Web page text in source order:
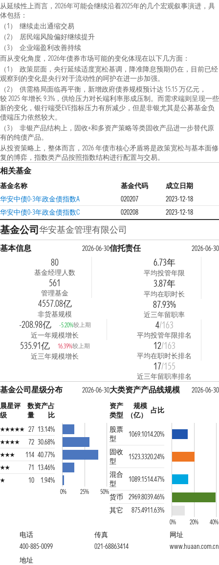
从延续性上而言，2026年可能会继续沿着2025年的几个宏观叙事演进，具
体包括：
（1） 继续走出通缩交易
（2） 居民端风险偏好继续提升
（3） 企业端盈利改善持续
而从变化角度，2026年债券市场可能的变化体现在以下几方面：
（1） 政策层面，央行延续适度宽松基调，降准降息预期仍在，目前已经
观察到的变化是央行对于流动性的呵护在进一步加强。
（2） 供需格局面临再平衡，新增政府债券规模预计达 15.15 万亿元，
较 2025 年增长 9.3%，供给压力对长端利率形成压制。而需求端则呈现一些
新的变化，银行端受EVE指标压力有所减少，但是非银尤其是公募基金负
债端压力依然较大。
（3） 非银产品结构上，固收+和多资产策略等类固收产品进一步替代原
有的纯债产品。
从投资策略上，整体而言，2026 年债市核心矛盾将是政策宽松与基本面修
复的博弈，指数类产品按照指数结构进行配置与交易。
相关基金
基金名称 基金代码
成立日期
华安中债0-3年政金债指数A
020207
2023-12-18
华安中债0-3年政金债指数C
020208 2023-12-18
基金公司华安基金管理有限公司
基本信息 2026-06-30
80
基金经理人数
561
管理基金
4557.08亿
非货基规模
-208.98亿 -5.20%较上期
近一年规模增长
535.91亿 16.39%较上期
近三年规模增长
信托责任 2026-06-30
6.73年
平均投管年限
3.87年
平均在职时长
87.93%
近三年留职率
4/163
平均投管年限排名
12/163
平均在职时长排名
17/155
近三年留职率排名
基金公司星级分布
2026-06-30
晨星评
级
数
量
资产占
比
27 13.14%
72 30.68%
114 40.77%
71 13.46%
10
1.94%
0% 25% 50%
大类资产产品线规模
2026-06-30
资产
类型
规模
（亿）
占比
股票
型
1069.1014.20%
固收
型
1523.3320.24%
混合
型
1089.1514.47%
货币
2969.8039.46%
其它
875.4911.63%
0% 20% 40%
电话
400-885-0099
传真
021-68863414
网址
www.huaan.com.cn
地址